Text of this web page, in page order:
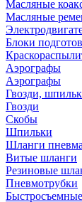
Масляные
Масляные
Блоки
Аэрографы
Аэрографы
Гвозди,
Гвозди
Скобы
Шпильки
Шланги
Витые шланги
Резиновые
Пневмотрубки